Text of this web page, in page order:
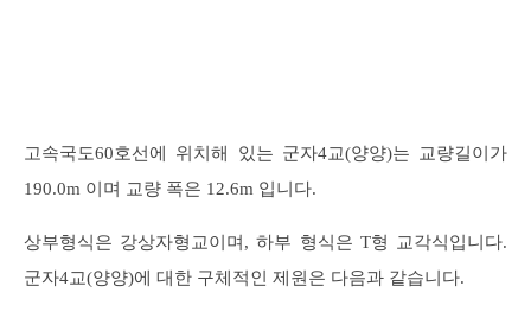
고속국도60호선에 위치해 있는 군자4교(양양)는 교량길이가
190.0m 이며 교량 폭은 12.6m 입니다.
상부형식은 강상자형교이며, 하부 형식은 T형 교각식입니다.
군자4교(양양)에 대한 구체적인 제원은 다음과 같습니다.